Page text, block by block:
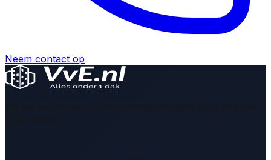
Neem contact op